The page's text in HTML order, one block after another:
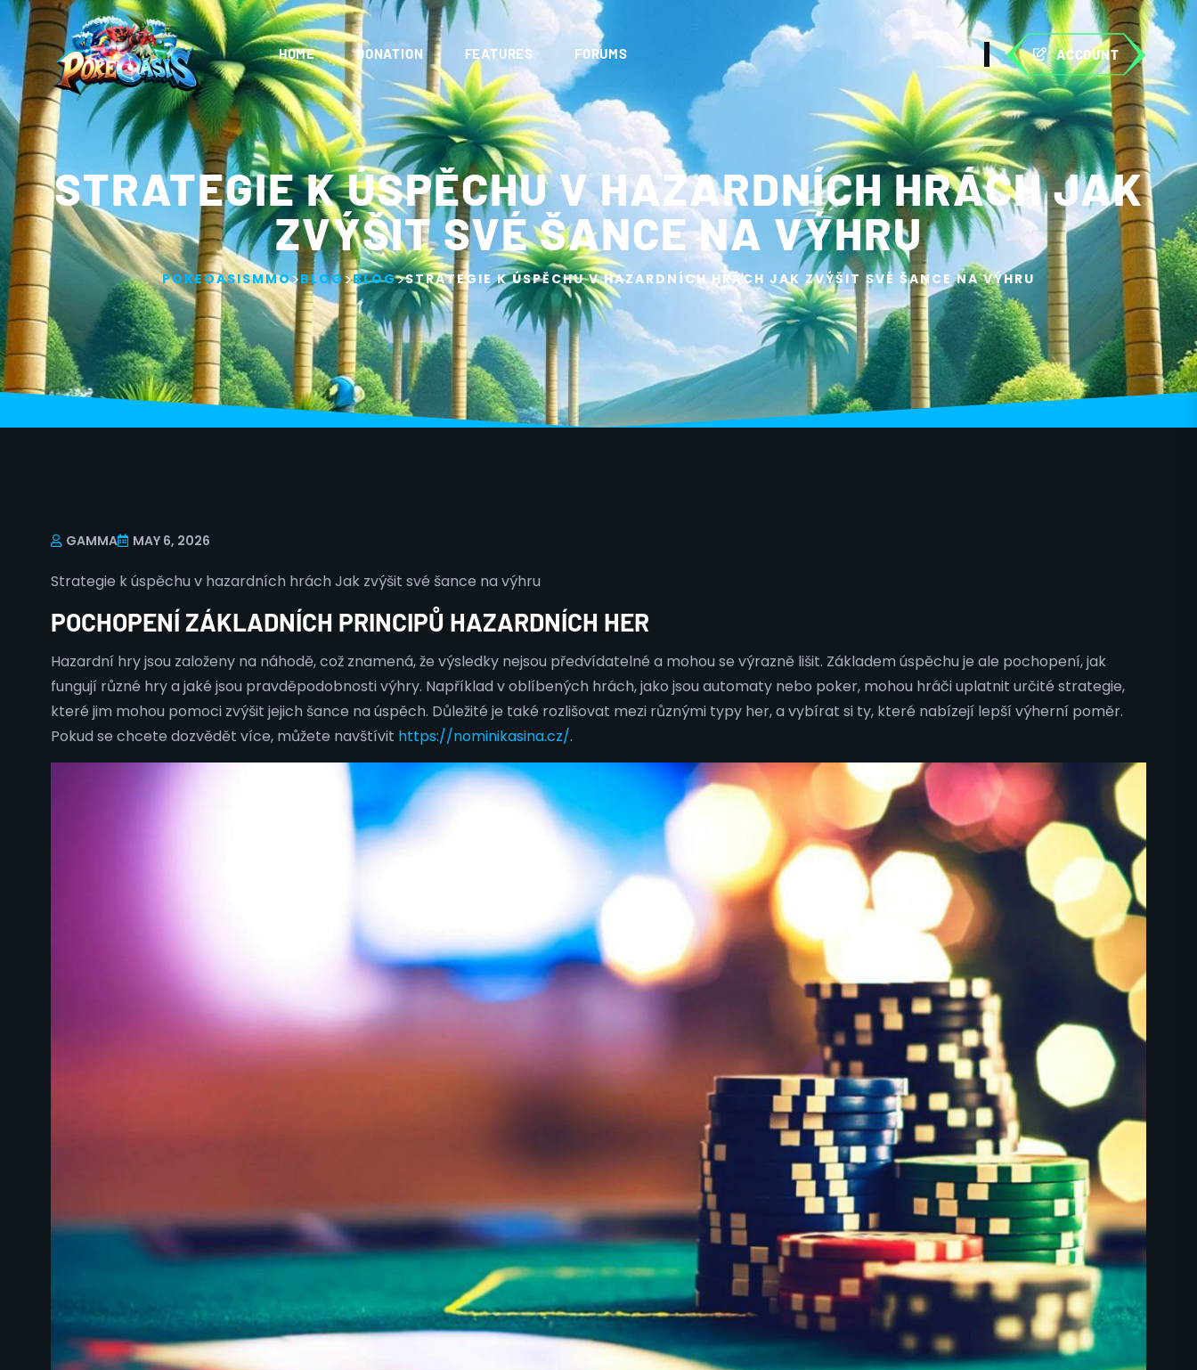
HOME DONATION FEATURES FORUMS ACCOUNT
STRATEGIE K ÚSPĚCHU V HAZARDNÍCH HRÁCH JAK
ZVÝŠIT SVÉ ŠANCE NA VÝHRU
POKEOASISMMO>BLOG >BLOG>STRATEGIE K ÚSPĚCHU V HAZARDNÍCH HRÁCH JAK ZVÝŠIT SVÉ ŠANCE NA VÝHRU
GAMMA MAY 6, 2026
Strategie k úspěchu v hazardních hrách Jak zvýšit své šance na výhru
POCHOPENÍ ZÁKLADNÍCH PRINCIPŮ HAZARDNÍCH HER
Hazardní hry jsou založeny na náhodě, což znamená, že výsledky nejsou předvídatelné a mohou se výrazně lišit. Základem úspěchu je ale pochopení, jak
fungují různé hry a jaké jsou pravděpodobnosti výhry. Například v oblíbených hrách, jako jsou automaty nebo poker, mohou hráči uplatnit určité strategie,
které jim mohou pomoci zvýšit jejich šance na úspěch. Důležité je také rozlišovat mezi různými typy her, a vybírat si ty, které nabízejí lepší výherní poměr.
Pokud se chcete dozvědět více, můžete navštívit https://nominikasina.cz/.